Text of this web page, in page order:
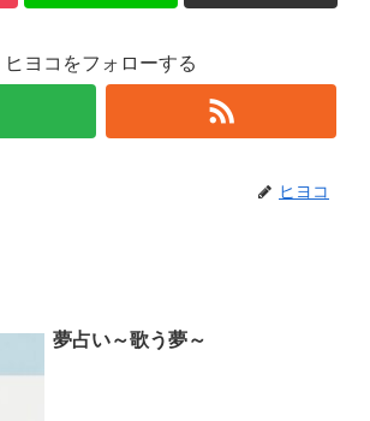
ヒヨコをフォローする
ヒヨコ
夢占い～歌う夢～